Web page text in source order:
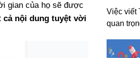
gian của họ sẽ được
cả nội dung tuyệt vời
Việc viết
quan